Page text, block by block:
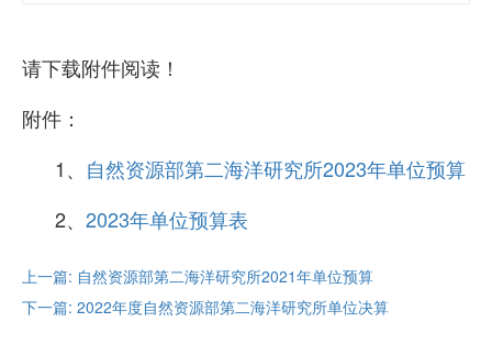
请下载附件阅读！
附件：
1、 自然资源部第二海洋研究所2023年单位预算
2、 2023年单位预算表
上一篇: 自然资源部第二海洋研究所2021年单位预算
下一篇: 2022年度自然资源部第二海洋研究所单位决算